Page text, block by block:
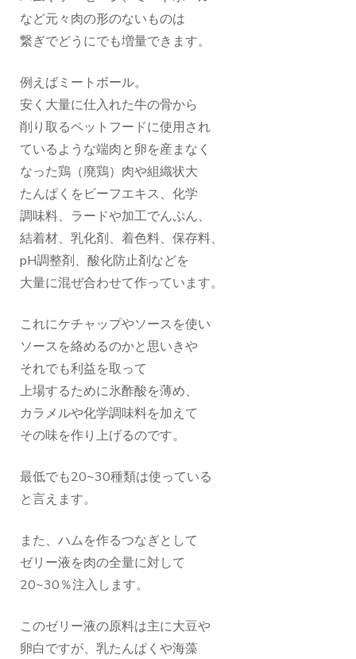
など元々肉の形のないものは
繋ぎでどうにでも増量できます。
例えばミートボール。
安く大量に仕入れた牛の骨から
削り取るペットフードに使用され
ているような端肉と卵を産まなく
なった鶏（廃鶏）肉や組織状大
たんぱくをビーフエキス、化学
調味料、ラードや加工でんぷん、
結着材、乳化剤、着色料、保存料、
pH調整剤、酸化防止剤などを
大量に混ぜ合わせて作っています。
これにケチャップやソースを使い
ソースを絡めるのかと思いきや
それでも利益を取って
上場するために氷酢酸を薄め、
カラメルや化学調味料を加えて
その味を作り上げるのです。
最低でも20~30種類は使っている
と言えます。
また、ハムを作るつなぎとして
ゼリー液を肉の全量に対して
20~30％注入します。
このゼリー液の原料は主に大豆や
卵白ですが、乳たんぱくや海藻